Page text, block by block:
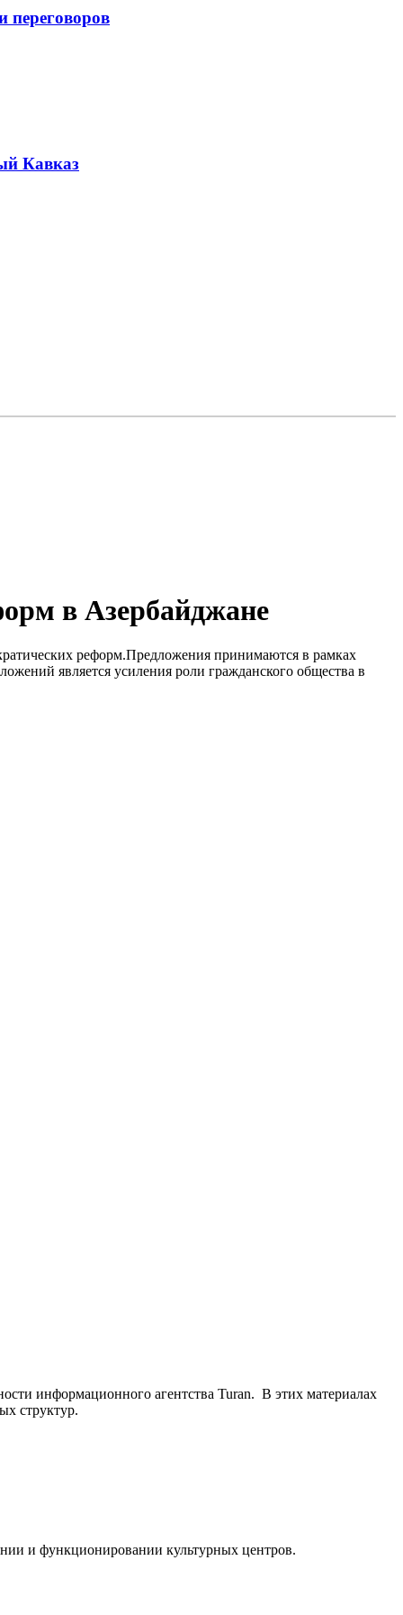
переговоров
Кавказ
в Азербайджане
реформ.Предложения принимаются в рамках
является усиления роли гражданского общества в
информационного агентства Turan. В этих материалах
структур.
и функционировании культурных центров.